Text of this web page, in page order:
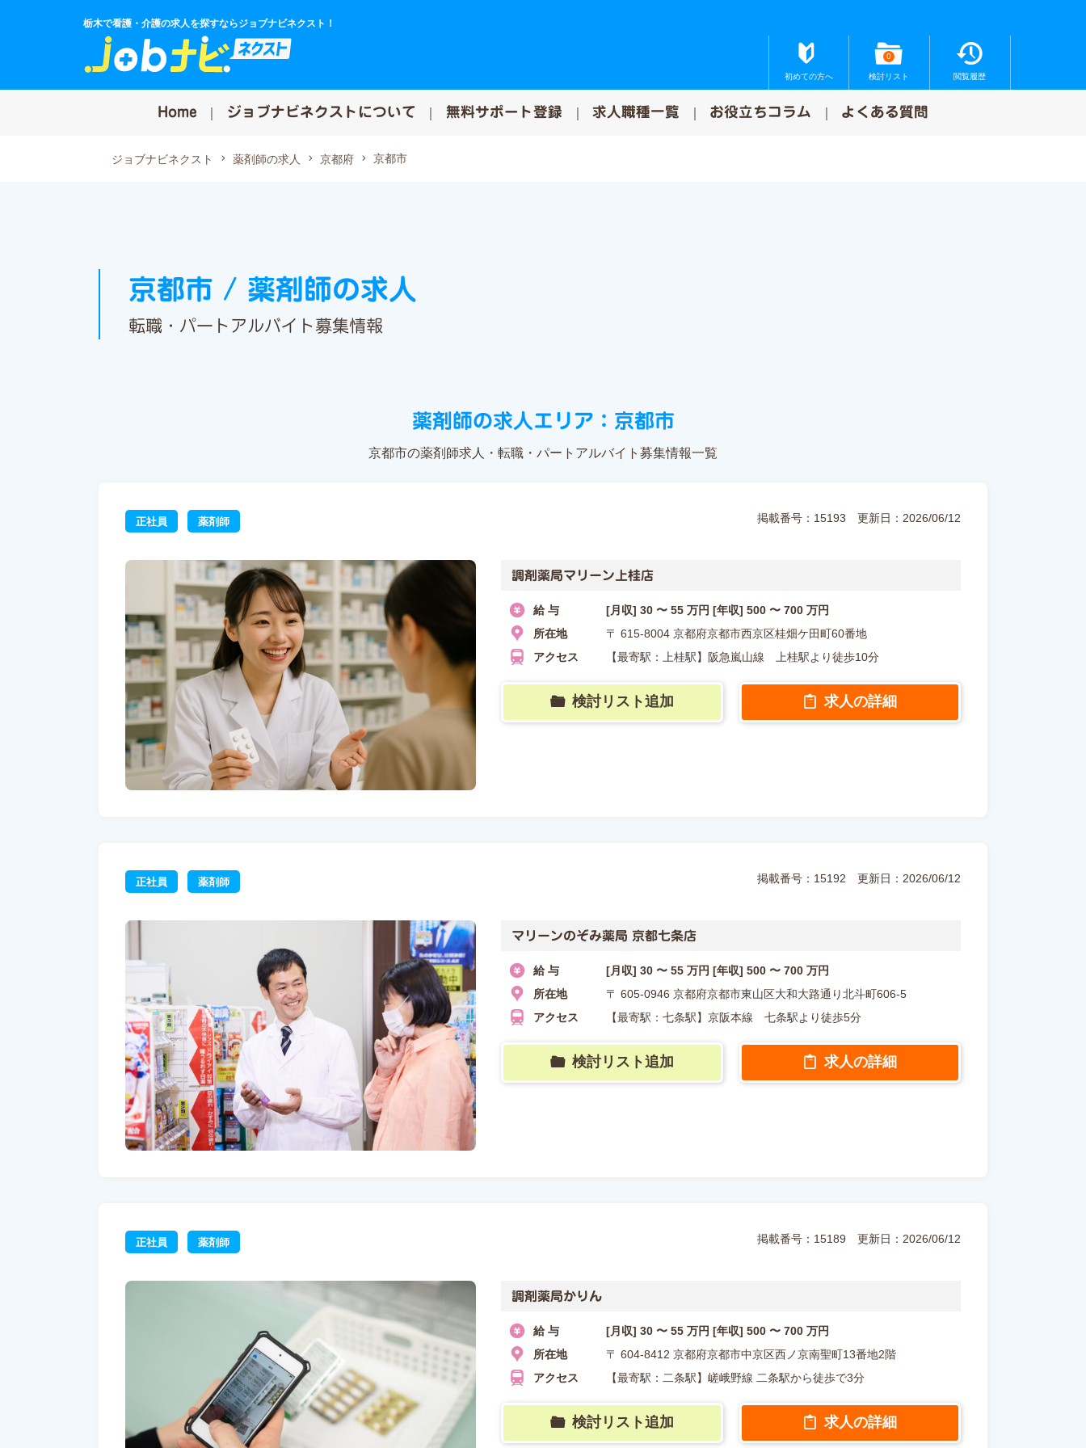
栃木で看護・介護の求人を探すならジョブナビネクスト！
初めての方へ
0
検討リスト 閲覧履歴
Home ジョブナビネクストについて 無料サポート登録 求人職種一覧 お役立ちコラム よくある質問
ジョブナビネクスト 薬剤師の求人 京都府 京都市
京都市 / 薬剤師の求人
転職・パートアルバイト募集情報
薬剤師の求人エリア：京都市
京都市の薬剤師求人・転職・パートアルバイト募集情報一覧
掲載番号：15193 更新日：2026/06/12
正社員 薬剤師
調剤薬局マリーン上桂店
給 与
[月収] 30 〜 55 万円 [年収] 500 〜 700 万円
所在地
〒 615-8004 京都府京都市西京区桂畑ケ田町60番地
アクセス
【最寄駅：上桂駅】阪急嵐山線 上桂駅より徒歩10分
検討リスト追加 求人の詳細
掲載番号：15192 更新日：2026/06/12
正社員 薬剤師
マリーンのぞみ薬局 京都七条店
給 与
[月収] 30 〜 55 万円 [年収] 500 〜 700 万円
所在地
〒 605-0946 京都府京都市東山区大和大路通り北斗町606-5
アクセス
【最寄駅：七条駅】京阪本線 七条駅より徒歩5分
検討リスト追加 求人の詳細
掲載番号：15189 更新日：2026/06/12
正社員 薬剤師
調剤薬局かりん
給 与
[月収] 30 〜 55 万円 [年収] 500 〜 700 万円
所在地
〒 604-8412 京都府京都市中京区西ノ京南聖町13番地2階
アクセス
【最寄駅：二条駅】嵯峨野線 二条駅から徒歩で3分
検討リスト追加 求人の詳細